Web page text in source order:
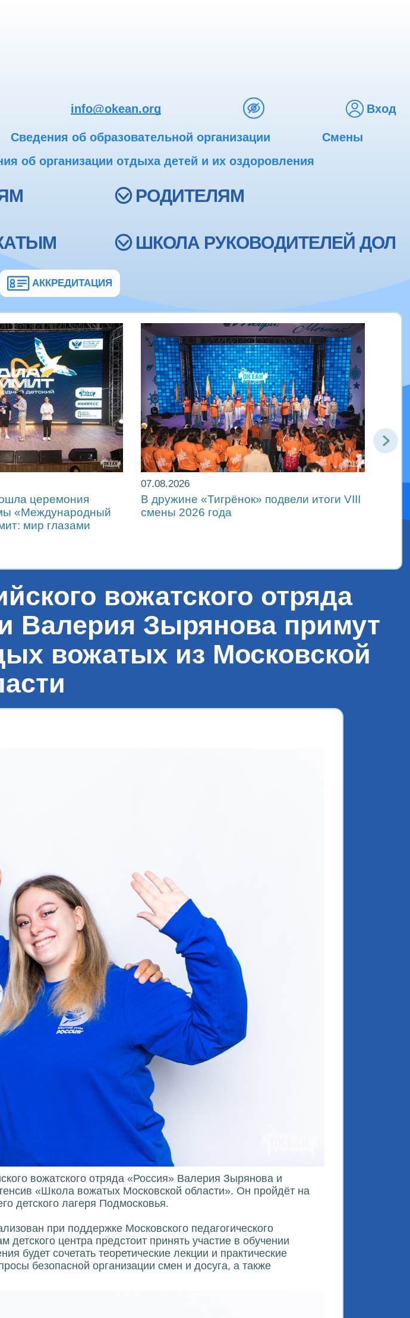
info@okean.org Вход
Сведения об образовательной организации
Смены
об организации отдыха детей и их оздоровления
РОДИТЕЛЯМ
ШКОЛА РУКОВОДИТЕЛЕЙ ДОЛ
АККРЕДИТАЦИЯ
церемония
«Международный
мир глазами
07.08.2026
В дружине «Тигрёнок» подвели итоги VIII
смены 2026 года
вожатского отряда
Валерия Зырянова примут
вожатых из Московской
вожатского отряда «Россия» Валерия Зырянова и
«Школа вожатых Московской области». Он пройдёт на
детского лагеря Подмосковья.
при поддержке Московского педагогического
детского центра предстоит принять участие в обучении
будет сочетать теоретические лекции и практические
безопасной организации смен и досуга, а также